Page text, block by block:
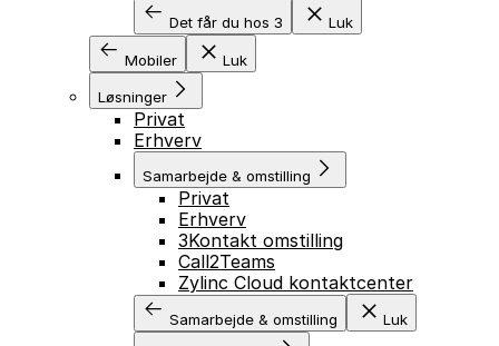
Det får du hos 3 Luk
Mobiler Luk
Løsninger
Privat
Erhverv
Samarbejde & omstilling
Privat
Erhverv
3Kontakt omstilling
Call2Teams
Zylinc Cloud kontaktcenter
Samarbejde & omstilling Luk